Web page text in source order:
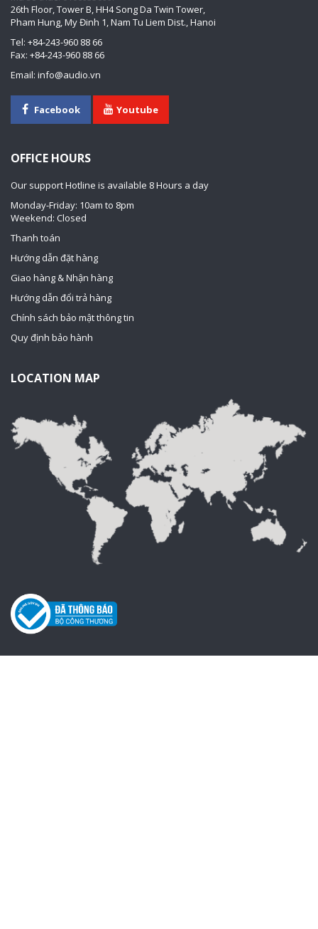
26th Floor, Tower B, HH4 Song Da Twin Tower,
Pham Hung, My Đinh 1, Nam Tu Liem Dist., Hanoi
Tel: +84-243-960 88 66
Fax: +84-243-960 88 66
Email: info@audio.vn
Facebook Youtube
OFFICE HOURS
Our support Hotline is available 8 Hours a day
Monday-Friday: 10am to 8pm
Weekend: Closed
Thanh toán
Hướng dẫn đặt hàng
Giao hàng & Nhận hàng
Hướng dẫn đổi trả hàng
Chính sách bảo mật thông tin
Quy định bảo hành
LOCATION MAP